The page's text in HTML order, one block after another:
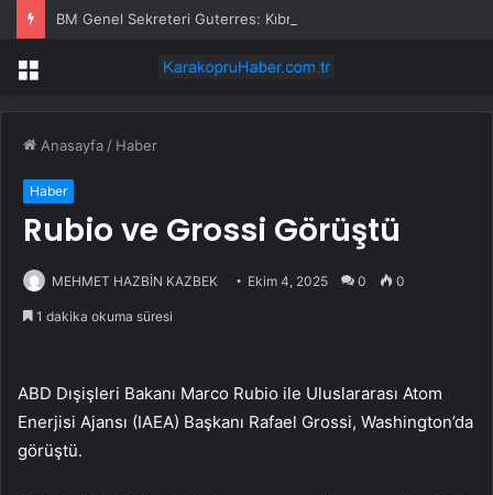
Menü
Anasayfa / Haber
Haber
Rubio ve Grossi Görüştü
MEHMET HAZBİN KAZBEK Ekim 4, 2025 0 0
1 dakika okuma süresi
ABD Dışişleri Bakanı Marco Rubio ile Uluslararası Atom
Enerjisi Ajansı (IAEA) Başkanı Rafael Grossi, Washington’da
görüştü.